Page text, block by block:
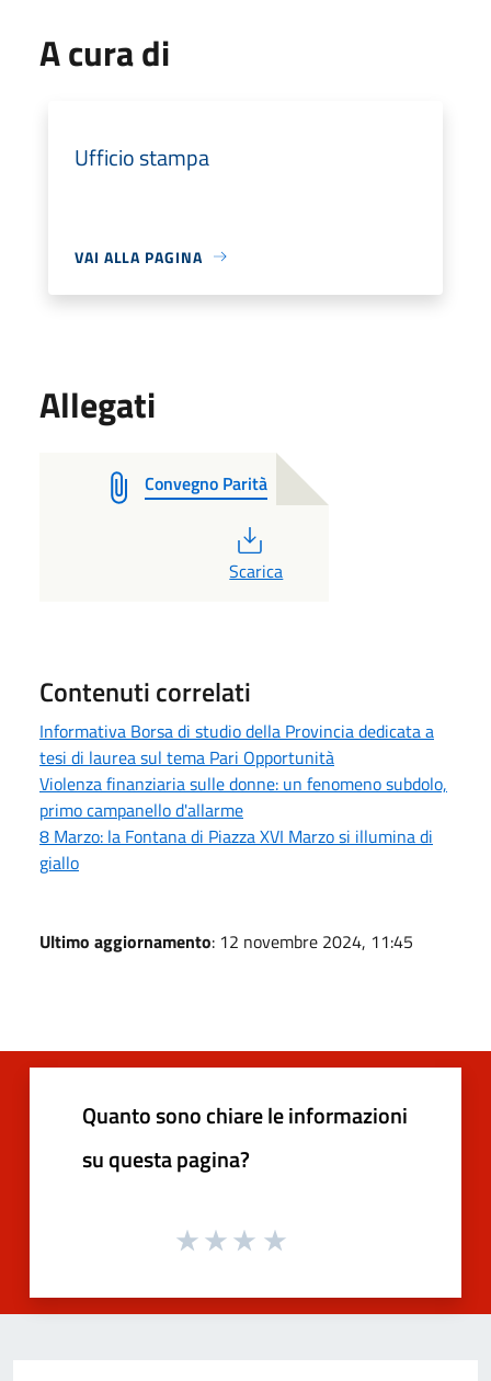
A cura di
Ufficio stampa
VAI ALLA PAGINA
Allegati
Convegno Parità
PDF
Scarica
Contenuti correlati
Informativa Borsa di studio della Provincia dedicata a
tesi di laurea sul tema Pari Opportunità
Violenza finanziaria sulle donne: un fenomeno subdolo,
primo campanello d'allarme
8 Marzo: la Fontana di Piazza XVI Marzo si illumina di
giallo
Ultimo aggiornamento: 12 novembre 2024, 11:45
Quanto sono chiare le informazioni
su questa pagina?